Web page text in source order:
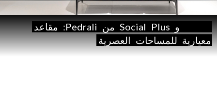
و Social Plus من Pedrali:
مقاعد
معيارية للمساحات العصرية